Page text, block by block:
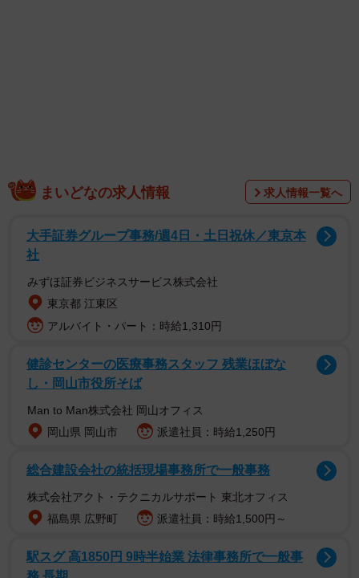
しかし、地域の児童館で仲良しのママ友グループができ、
次第に大阪ライフをエンジョイし始めたA子。長年の友人と
して、私もほっとしました。
まいどなの求人情報 求人情報一覧へ
大手証券グループ事務/週4日・土日祝休／東京本
社
みずほ証券ビジネスサービス株式会社
東京都 江東区
アルバイト・パート：時給1,310円
健診センターの医療事務スタッフ 残業ほぼな
し・岡山市役所そば
Man to Man株式会社 岡山オフィス
岡山県 岡山市
派遣社員：時給1,250円
総合建設会社の統括現場事務所で一般事務
株式会社アクト・テクニカルサポート 東北オフィス
福島県 広野町
派遣社員：時給1,500円～
駅スグ 高1850円 9時半始業 法律事務所で一般事